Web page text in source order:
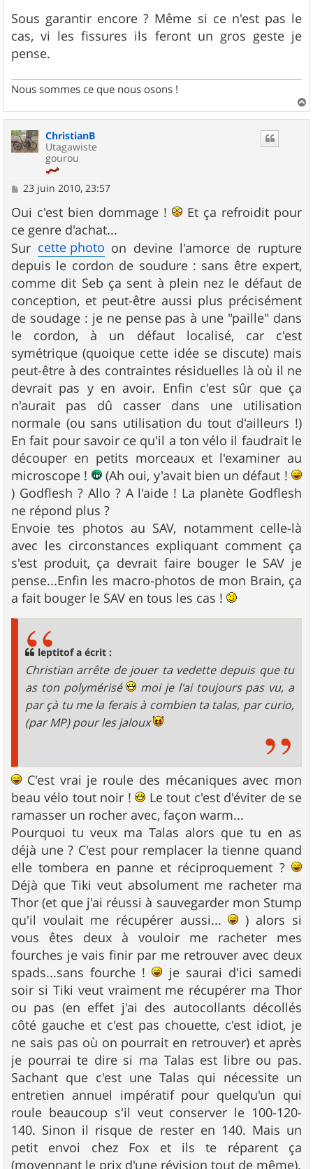
g
e
Sous garantir encore ? Même si ce n'est pas le
cas, vi les fissures ils feront un gros geste je
pense.
Nous sommes ce que nous osons !
a
ChristianB
Utagawiste
gourou
M
s
s
a
g
e
23 juin 2010, 23:57
Oui c'est bien dommage !
Et ça refroidit pour
ce genre d'achat...
Sur cette photo on devine l'amorce de rupture
depuis le cordon de soudure : sans être expert,
comme dit Seb ça sent à plein nez le défaut de
conception, et peut-être aussi plus précisément
de soudage : je ne pense pas à une "paille" dans
le cordon, à un défaut localisé, car c'est
symétrique (quoique cette idée se discute) mais
peut-être à des contraintes résiduelles là où il ne
devrait pas y en avoir. Enfin c'est sûr que ça
n'aurait pas dû casser dans une utilisation
normale (ou sans utilisation du tout d'ailleurs !)
En fait pour savoir ce qu'il a ton vélo il faudrait le
découper en petits morceaux et l'examiner au
microscope !
(Ah oui, y'avait bien un défaut !
) Godflesh ? Allo ? A l'aide ! La planète Godflesh
ne répond plus ?
Envoie tes photos au SAV, notamment celle-là
avec les circonstances expliquant comment ça
s'est produit, ça devrait faire bouger le SAV je
pense...Enfin les macro-photos de mon Brain, ça
a fait bouger le SAV en tous les cas !
leptitof a écrit :
Christian arrête de jouer ta vedette depuis que tu
as ton polymérisé
moi je l'ai toujours pas vu, a
par çà tu me la ferais à combien ta talas, par curio,
(par MP) pour les jaloux
C'est vrai je roule des mécaniques avec mon
beau vélo tout noir !
Le tout c'est d'éviter de se
ramasser un rocher avec, façon warm...
Pourquoi tu veux ma Talas alors que tu en as
déjà une ? C'est pour remplacer la tienne quand
elle tombera en panne et réciproquement ?
Déjà que Tiki veut absolument me racheter ma
Thor (et que j'ai réussi à sauvegarder mon Stump
qu'il voulait me récupérer aussi...
) alors si
vous êtes deux à vouloir me racheter mes
fourches je vais finir par me retrouver avec deux
spads...sans fourche !
je saurai d'ici samedi
soir si Tiki veut vraiment me récupérer ma Thor
ou pas (en effet j'ai des autocollants décollés
côté gauche et c'est pas chouette, c'est idiot, je
ne sais pas où on pourrait en retrouver) et après
je pourrai te dire si ma Talas est libre ou pas.
Sachant que c'est une Talas qui nécessite un
entretien annuel impératif pour quelqu'un qui
roule beaucoup s'il veut conserver le 100-120-
140. Sinon il risque de rester en 140. Mais un
petit envoi chez Fox et ils te réparent ça
(moyennant le prix d'une révision tout de même).